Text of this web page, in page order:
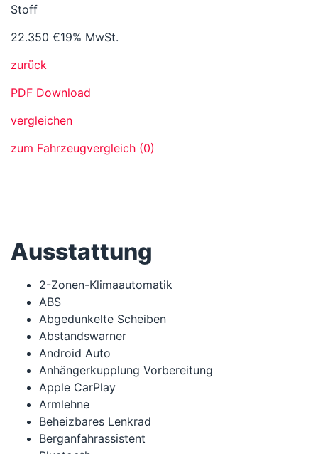
Stoff
22.350 €19% MwSt.
zurück
PDF Download
vergleichen
zum Fahrzeugvergleich (0)
Ausstattung
2-Zonen-Klimaautomatik
ABS
Abgedunkelte Scheiben
Abstandswarner
Android Auto
Anhängerkupplung Vorbereitung
Apple CarPlay
Armlehne
Beheizbares Lenkrad
Berganfahrassistent